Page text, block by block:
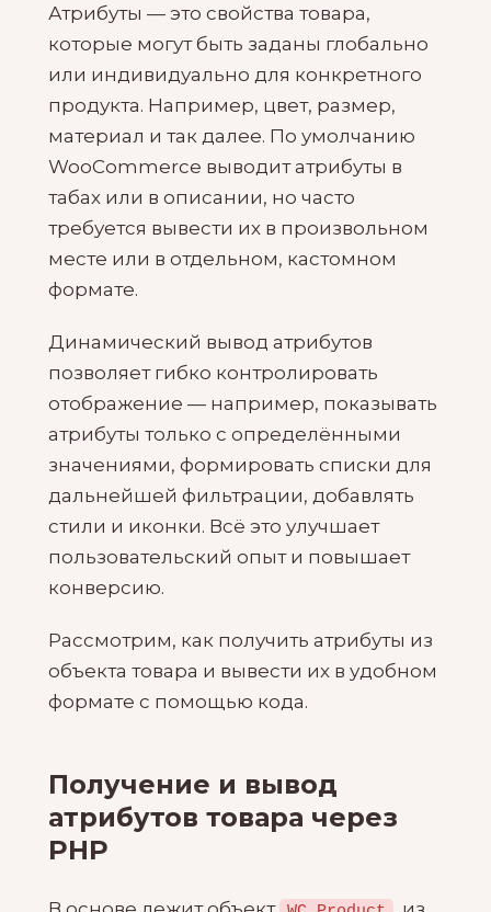
Атрибуты — это свойства товара,
которые могут быть заданы глобально
или индивидуально для конкретного
продукта. Например, цвет, размер,
материал и так далее. По умолчанию
WooCommerce выводит атрибуты в
табах или в описании, но часто
требуется вывести их в произвольном
месте или в отдельном, кастомном
формате.
Динамический вывод атрибутов
позволяет гибко контролировать
отображение — например, показывать
атрибуты только с определёнными
значениями, формировать списки для
дальнейшей фильтрации, добавлять
стили и иконки. Всё это улучшает
пользовательский опыт и повышает
конверсию.
Рассмотрим, как получить атрибуты из
объекта товара и вывести их в удобном
формате с помощью кода.
Получение и вывод
атрибутов товара через
PHP